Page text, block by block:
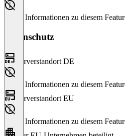
Keine Informationen zu diesem
Datenschutz
Serverstandort DE
Keine Informationen zu diesem
Serverstandort EU
Keine Informationen zu diesem